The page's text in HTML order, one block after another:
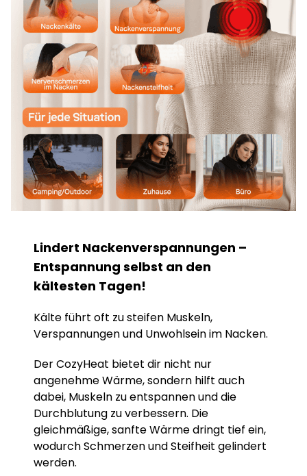
Lindert Nackenverspannungen –
Entspannung selbst an den
kältesten Tagen!
Kälte führt oft zu steifen Muskeln,
Verspannungen und Unwohlsein im Nacken.
Der CozyHeat bietet dir nicht nur
angenehme Wärme, sondern hilft auch
dabei, Muskeln zu entspannen und die
Durchblutung zu verbessern. Die
gleichmäßige, sanfte Wärme dringt tief ein,
wodurch Schmerzen und Steifheit gelindert
werden.